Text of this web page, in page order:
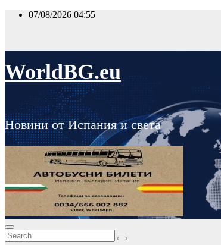
Skip
07/08/2026 04:55
WorldBG.eu
Новини от Испания и света